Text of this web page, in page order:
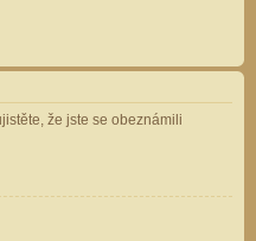
že jste se obeznámili